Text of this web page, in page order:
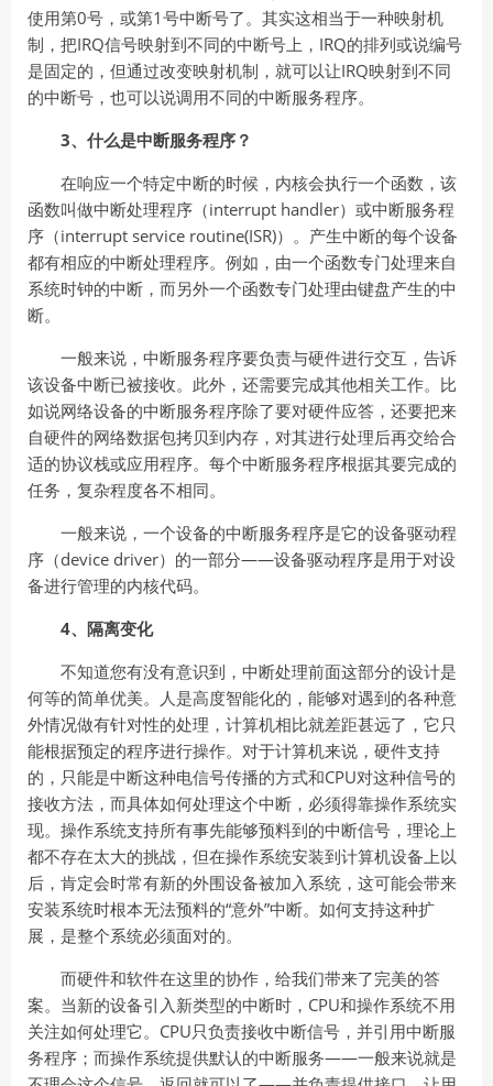
使用第0号，或第1号中断号了。其实这相当于一种映射机
制，把IRQ信号映射到不同的中断号上，IRQ的排列或说编号
是固定的，但通过改变映射机制，就可以让IRQ映射到不同
的中断号，也可以说调用不同的中断服务程序。
3、什么是中断服务程序？
在响应一个特定中断的时候，内核会执行一个函数，该
函数叫做中断处理程序（interrupt handler）或中断服务程
序（interrupt service routine(ISR)）。产生中断的每个设备
都有相应的中断处理程序。例如，由一个函数专门处理来自
系统时钟的中断，而另外一个函数专门处理由键盘产生的中
断。
一般来说，中断服务程序要负责与硬件进行交互，告诉
该设备中断已被接收。此外，还需要完成其他相关工作。比
如说网络设备的中断服务程序除了要对硬件应答，还要把来
自硬件的网络数据包拷贝到内存，对其进行处理后再交给合
适的协议栈或应用程序。每个中断服务程序根据其要完成的
任务，复杂程度各不相同。
一般来说，一个设备的中断服务程序是它的设备驱动程
序（device driver）的一部分——设备驱动程序是用于对设
备进行管理的内核代码。
4、隔离变化
不知道您有没有意识到，中断处理前面这部分的设计是
何等的简单优美。人是高度智能化的，能够对遇到的各种意
外情况做有针对性的处理，计算机相比就差距甚远了，它只
能根据预定的程序进行操作。对于计算机来说，硬件支持
的，只能是中断这种电信号传播的方式和CPU对这种信号的
接收方法，而具体如何处理这个中断，必须得靠操作系统实
现。操作系统支持所有事先能够预料到的中断信号，理论上
都不存在太大的挑战，但在操作系统安装到计算机设备上以
后，肯定会时常有新的外围设备被加入系统，这可能会带来
安装系统时根本无法预料的“意外”中断。如何支持这种扩
展，是整个系统必须面对的。
而硬件和软件在这里的协作，给我们带来了完美的答
案。当新的设备引入新类型的中断时，CPU和操作系统不用
关注如何处理它。CPU只负责接收中断信号，并引用中断服
务程序；而操作系统提供默认的中断服务——一般来说就是